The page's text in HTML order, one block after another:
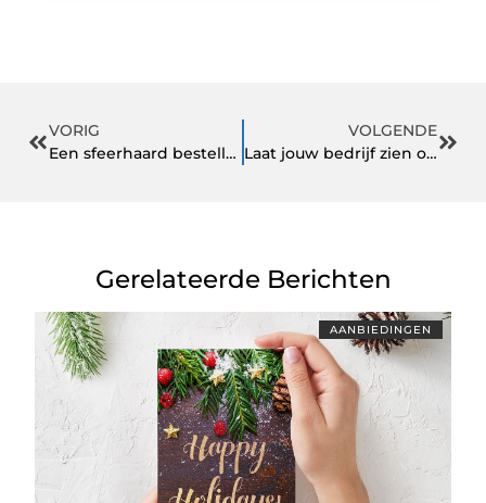
VORIG
Een sfeerhaard bestellen voor je cinewall doe je online!
VOLGENDE
Laat jouw bedrijf zien op het internet
Gerelateerde Berichten
AANBIEDINGEN